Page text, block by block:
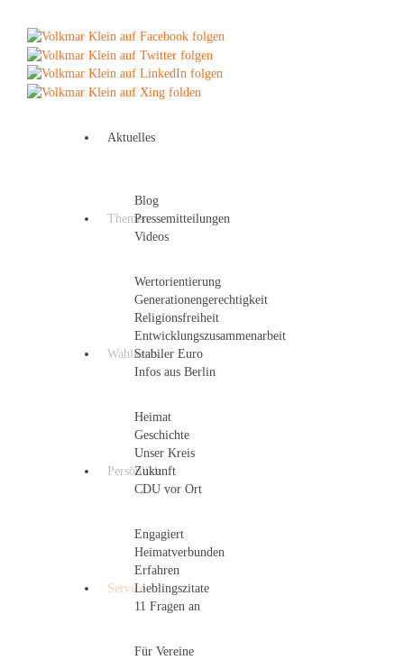
Aktuelles
Blog
Pressemitteilungen
Videos
Themen
Wertorientierung
Generationengerechtigkeit
Religionsfreiheit
Entwicklungszusammenarbeit
Stabiler Euro
Infos aus Berlin
Wahlkreis
Heimat
Geschichte
Unser Kreis
Zukunft
CDU vor Ort
Persönlich
Engagiert
Heimatverbunden
Erfahren
Lieblingszitate
11 Fragen an
Service
Für Vereine